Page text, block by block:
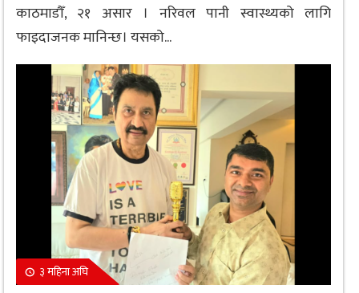
काठमाडौँ, २१ असार । नरिवल पानी स्वास्थ्यको लागि
फाइदाजनक मानिन्छ। यसको...
३ महिना अघि